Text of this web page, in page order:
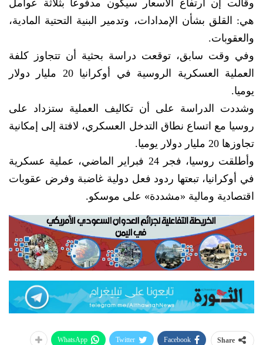
وقالت إن ارتفاع الأسعار سيكون مدفوعا بثلاثة عوامل
هي: القلق بشأن الإمدادات، وتدمير البنية التحتية المادية،
والعقوبات.
وفي وقت سابق، توقعت دراسة بحثية أن تتجاوز كلفة
العملية العسكرية الروسية في أوكرانيا 20 مليار دولار
يوميا.
وشددت الدراسة على أن تكاليف العملية ستزداد على
روسيا مع اتساع نطاق التدخل العسكري، لافتة إلى إمكانية
تجاوزها 20 مليار دولار يوميا.
وأطلقت روسيا، فجر 24 فبراير الماضي، عملية عسكرية
في أوكرانيا، تبعتها ردود فعل دولية غاضبة وفرض عقوبات
اقتصادية ومالية «مشددة» على موسكو.
Share
Facebook
Twitter
WhatsApp